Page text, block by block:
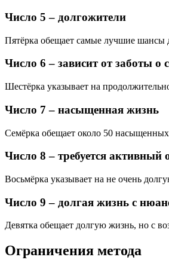
Число 5 – долгожители
Пятёрка обещает самые лучшие шансы
Число 6 – зависит от заботы о
Шестёрка указывает на
Число 7 – насыщенная жизнь
Семёрка обещает около 50
Число 8 – требуется активный
Восьмёрка указывает на не очень
Число 9 – долгая жизнь с
Девятка обещает долгую жизнь, но с
Ограничения метода